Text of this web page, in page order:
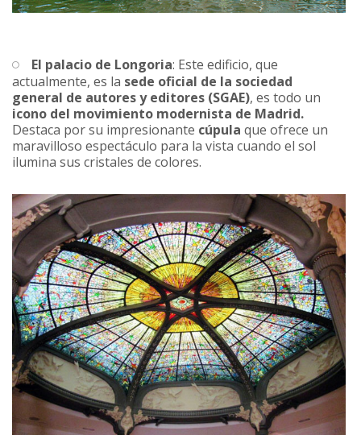
El palacio de Longoria: Este edificio, que
actualmente, es la sede oficial de la sociedad
general de autores y editores (SGAE), es todo un
icono del movimiento modernista de Madrid.
Destaca por su impresionante cúpula que ofrece un
maravilloso espectáculo para la vista cuando el sol
ilumina sus cristales de colores.